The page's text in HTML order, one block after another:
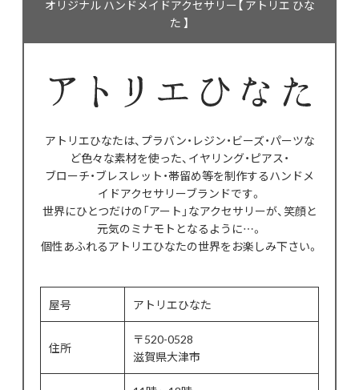
オリジナル ハンドメイドアクセサリー【 アトリエ ひな
た 】
アトリエひなたは、プラバン・レジン・ビーズ・パーツな
ど色々な素材を使った、イヤリング・ピアス・
ブローチ・ブレスレット・帯留め等を制作するハンドメ
イドアクセサリーブランドです。
世界にひとつだけの「アート」なアクセサリーが、笑顔と
元気のミナモトとなるように…。
個性あふれるアトリエひなたの世界をお楽しみ下さい。
屋号 アトリエひなた
住所
〒520-0528
滋賀県大津市